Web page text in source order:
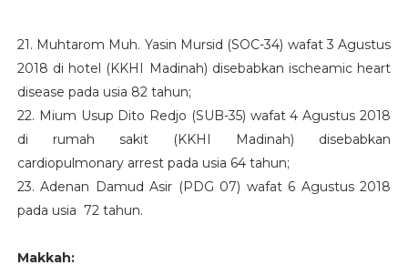
21. Muhtarom Muh. Yasin Mursid (SOC-34) wafat 3 Agustus
2018 di hotel (KKHI Madinah) disebabkan ischeamic heart
disease pada usia 82 tahun;
22. Mium Usup Dito Redjo (SUB-35) wafat 4 Agustus 2018
di rumah sakit (KKHI Madinah) disebabkan
cardiopulmonary arrest pada usia 64 tahun;
23. Adenan Damud Asir (PDG 07) wafat 6 Agustus 2018
pada usia 72 tahun.
Makkah: